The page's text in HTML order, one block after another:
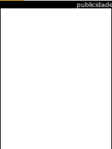
publicidade